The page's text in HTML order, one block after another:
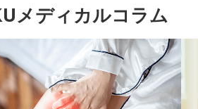
メディカルコラム